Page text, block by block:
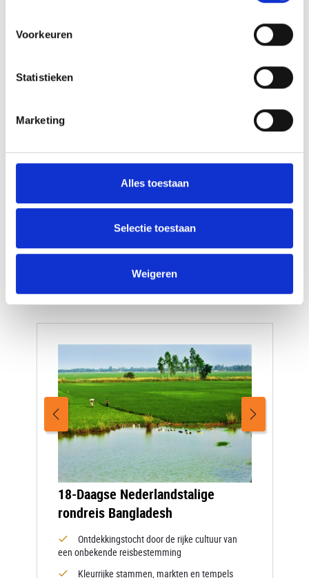
Voorkeuren
Statistieken
Marketing
Alles toestaan
Selectie toestaan
Weigeren
hoogtepunten aan de Boven-Donau: de bruisende
doordrenkte metropool Boedapest. En terwijl u
tussen deze steden vaart, kunt u genieten van de
magische landscha...(lees meer)
v.a. €699,00
Bekijk deze reis
18-Daagse Nederlandstalige
rondreis Bangladesh
Ontdekkingstocht door de rijke cultuur van
een onbekende reisbestemming
Kleurrijke stammen, markten en tempels